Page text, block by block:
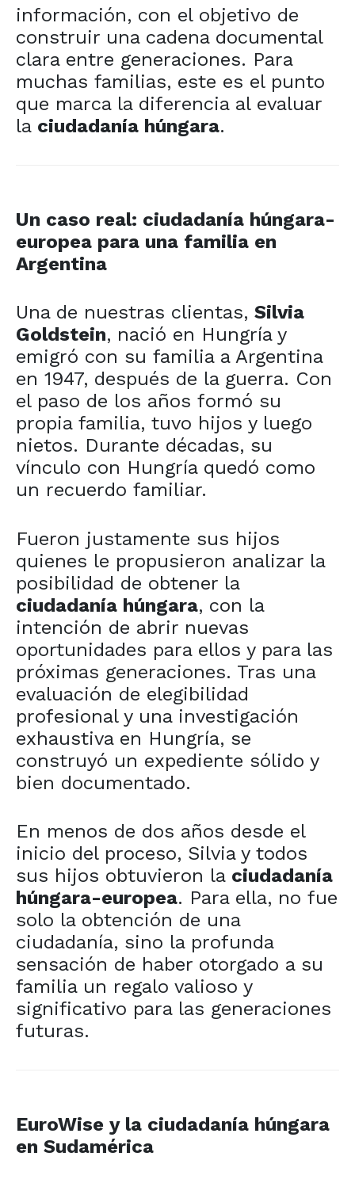
información, con el objetivo de
construir una cadena documental
clara entre generaciones. Para
muchas familias, este es el punto
que marca la diferencia al evaluar
la ciudadanía húngara.
Un caso real: ciudadanía húngara-
europea para una familia en
Argentina
Una de nuestras clientas, Silvia
Goldstein, nació en Hungría y
emigró con su familia a Argentina
en 1947, después de la guerra. Con
el paso de los años formó su
propia familia, tuvo hijos y luego
nietos. Durante décadas, su
vínculo con Hungría quedó como
un recuerdo familiar.
Fueron justamente sus hijos
quienes le propusieron analizar la
posibilidad de obtener la
ciudadanía húngara, con la
intención de abrir nuevas
oportunidades para ellos y para las
próximas generaciones. Tras una
evaluación de elegibilidad
profesional y una investigación
exhaustiva en Hungría, se
construyó un expediente sólido y
bien documentado.
En menos de dos años desde el
inicio del proceso, Silvia y todos
sus hijos obtuvieron la ciudadanía
húngara-europea. Para ella, no fue
solo la obtención de una
ciudadanía, sino la profunda
sensación de haber otorgado a su
familia un regalo valioso y
significativo para las generaciones
futuras.
EuroWise y la ciudadanía húngara
en Sudamérica